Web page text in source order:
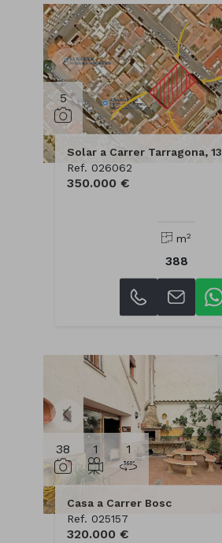
5
Solar a Carrer Tarragona, 13
Ref. 026062
350.000 €
m2
388
38 1 1
Casa a Carrer Bosc
Ref. 025157
320.000 €